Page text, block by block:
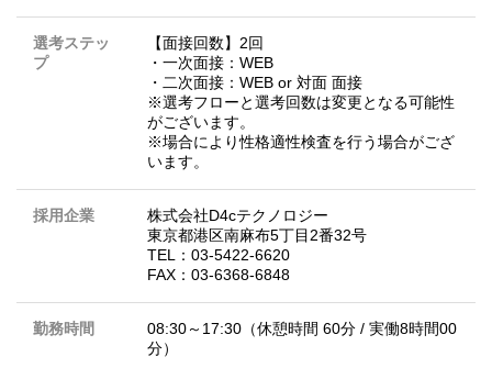
選考ステッ
プ
【面接回数】2回
・一次面接：WEB
・二次面接：WEB or 対面 面接
※選考フローと選考回数は変更となる可能性
がございます。
※場合により性格適性検査を行う場合がござ
います。
採用企業
株式会社D4cテクノロジー
東京都港区南麻布5丁目2番32号
TEL：03-5422-6620
FAX：03-6368-6848
勤務時間
08:30～17:30（休憩時間 60分 / 実働8時間00
分）